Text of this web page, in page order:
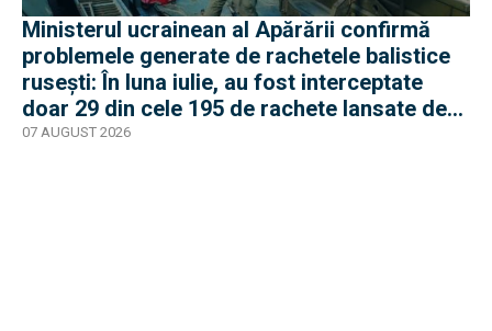
Ministerul ucrainean al Apărării confirmă
problemele generate de rachetele balistice
rusești: În luna iulie, au fost interceptate
doar 29 din cele 195 de rachete lansate de
armata rusă
07 AUGUST 2026